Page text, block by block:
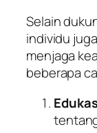
Selain
individu
menjaga
beberapa